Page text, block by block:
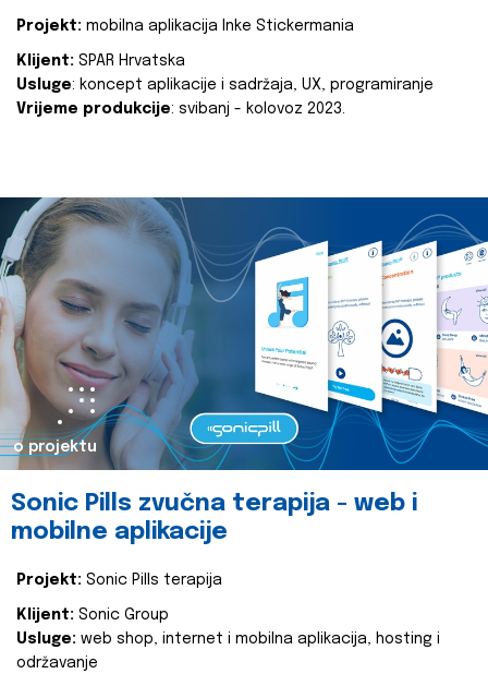
Projekt: mobilna aplikacija Inke Stickermania
Klijent: SPAR Hrvatska
Usluge: koncept aplikacije i sadržaja, UX, programiranje
Vrijeme produkcije: svibanj - kolovoz 2023.
o projektu
Sonic Pills zvučna terapija - web i
mobilne aplikacije
Projekt: Sonic Pills terapija
Klijent: Sonic Group
Usluge: web shop, internet i mobilna aplikacija, hosting i
održavanje